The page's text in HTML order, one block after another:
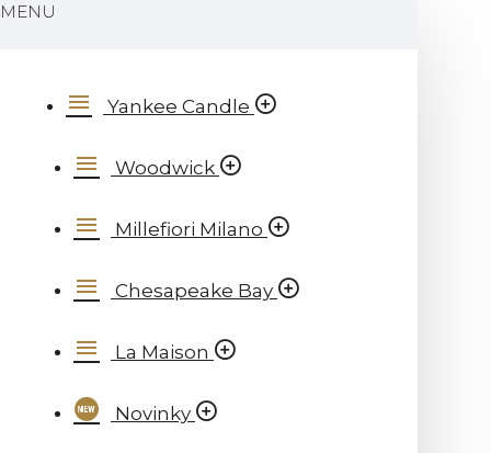
MENU
Yankee Candle
Woodwick
Millefiori Milano
Chesapeake Bay
La Maison
Novinky